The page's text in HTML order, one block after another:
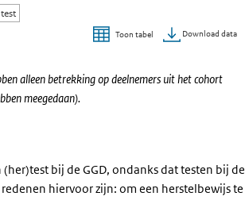
test
Toon tabel Download data
alleen betrekking op deelnemers uit het cohort
meegedaan).
bij de GGD, ondanks dat testen bij de
hiervoor zijn: om een herstelbewijs te